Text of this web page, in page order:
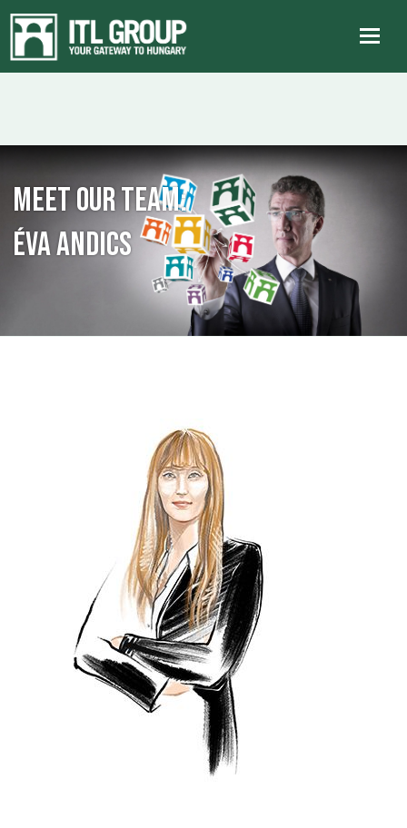
Meet our team:
Éva Andics